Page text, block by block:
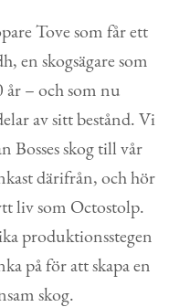
Tove som får ett
en skogsägare som
år – och som nu
av sitt bestånd. Vi
Bosses skog till vår
därifrån, och hör
liv som Octostolp.
produktionsstegen
på för att skapa en
skog.